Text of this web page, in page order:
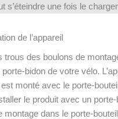
s’éteindre une fois le
de l’appareil
trous des boulons de
bidon de votre vélo.
est monté avec le porte-
le produit avec un
montage dans le porte-